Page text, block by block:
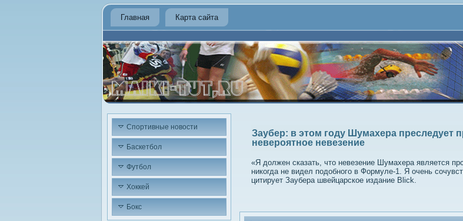
Главная Карта сайта
Спортивные новости
Баскетбол
Футбол
Хоккей
Бокс
Заубер: в этом году Шумахера преследует
невероятное невезение
«Я должен сказать, что невезение Шумахера является
никогда не видел подобного в Формуле-1. Я очень
цитирует Заубера швейцарское издание Blick.